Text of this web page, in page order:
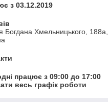
з 03.12.2019
Богдана Хмельницького, 188а,
працює з 09:00 до 17:00
весь графік роботи